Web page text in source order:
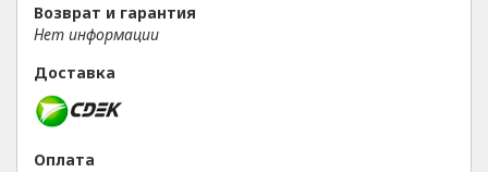
Возврат и гарантия
Нет информации
Доставка
Оплата